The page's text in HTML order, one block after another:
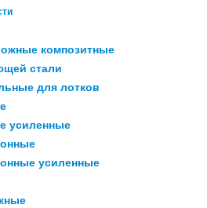
композитные
стали
для лотков
усиленные
усиленные